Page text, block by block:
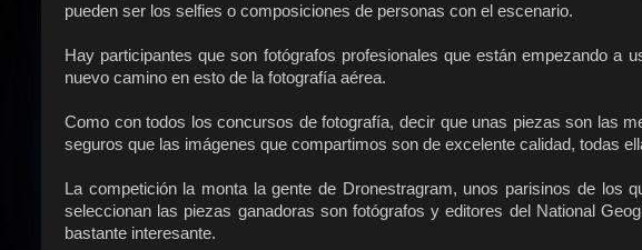
pueden ser los selfies o composiciones de personas con el escenario.
Hay participantes que son fotógrafos profesionales que están empezando a
nuevo camino en esto de la fotografía aérea.
Como con todos los concursos de fotografía, decir que unas piezas son las
seguros que las imágenes que compartimos son de excelente calidad, todas
La competición la monta la gente de Dronestragram, unos parisinos de los
seleccionan las piezas ganadoras son fotógrafos y editores del National
bastante interesante.